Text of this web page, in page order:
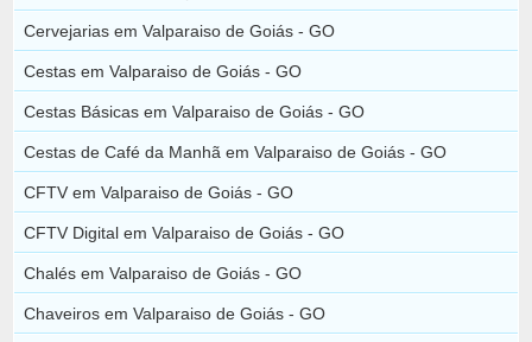
Cervejarias em Valparaiso de Goiás - GO
Cestas em Valparaiso de Goiás - GO
Cestas Básicas em Valparaiso de Goiás - GO
Cestas de Café da Manhã em Valparaiso de Goiás - GO
CFTV em Valparaiso de Goiás - GO
CFTV Digital em Valparaiso de Goiás - GO
Chalés em Valparaiso de Goiás - GO
Chaveiros em Valparaiso de Goiás - GO